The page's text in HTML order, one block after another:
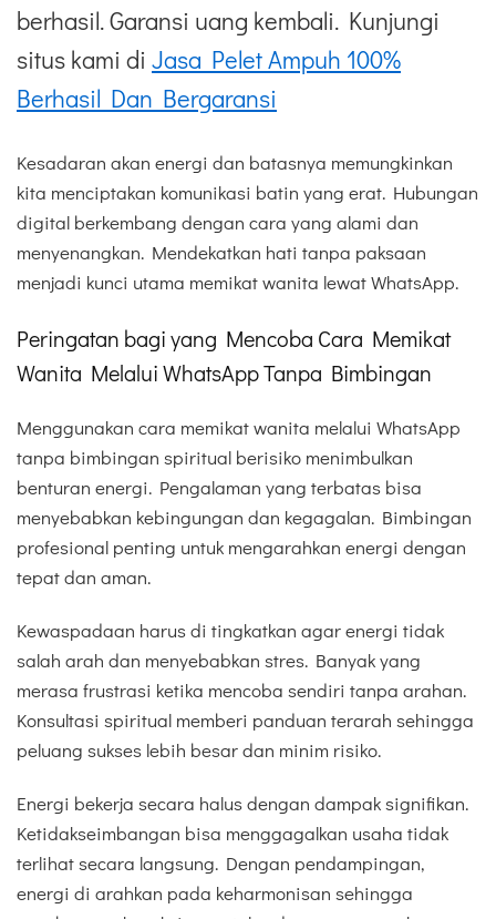
berhasil. Garansi uang kembali. Kunjungi
situs kami di Jasa Pelet Ampuh 100%
Berhasil Dan Bergaransi
Kesadaran akan energi dan batasnya memungkinkan
kita menciptakan komunikasi batin yang erat. Hubungan
digital berkembang dengan cara yang alami dan
menyenangkan. Mendekatkan hati tanpa paksaan
menjadi kunci utama memikat wanita lewat WhatsApp.
Peringatan bagi yang Mencoba Cara Memikat
Wanita Melalui WhatsApp Tanpa Bimbingan
Menggunakan cara memikat wanita melalui WhatsApp
tanpa bimbingan spiritual berisiko menimbulkan
benturan energi. Pengalaman yang terbatas bisa
menyebabkan kebingungan dan kegagalan. Bimbingan
profesional penting untuk mengarahkan energi dengan
tepat dan aman.
Kewaspadaan harus di tingkatkan agar energi tidak
salah arah dan menyebabkan stres. Banyak yang
merasa frustrasi ketika mencoba sendiri tanpa arahan.
Konsultasi spiritual memberi panduan terarah sehingga
peluang sukses lebih besar dan minim risiko.
Energi bekerja secara halus dengan dampak signifikan.
Ketidakseimbangan bisa menggagalkan usaha tidak
terlihat secara langsung. Dengan pendampingan,
energi di arahkan pada keharmonisan sehingga